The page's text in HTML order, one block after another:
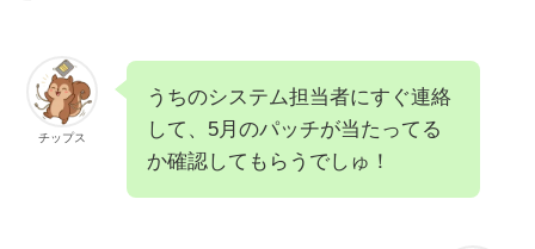
チップス
うちのシステム担当者にすぐ連絡
して、5月のパッチが当たってる
か確認してもらうでしゅ！